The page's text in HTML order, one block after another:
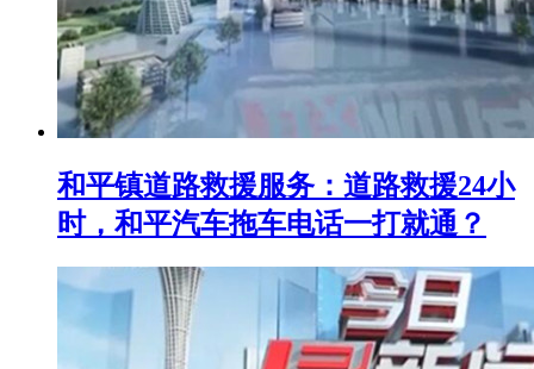
和平镇道路救援服务：道路救援24小
时，和平汽车拖车电话一打就通？